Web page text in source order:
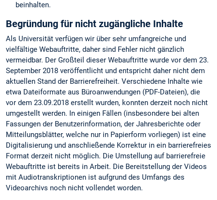
beinhalten.
Begründung für nicht zugängliche Inhalte
Als Universität verfügen wir über sehr umfangreiche und
vielfältige Webauftritte, daher sind Fehler nicht gänzlich
vermeidbar. Der Großteil dieser Webauftritte wurde vor dem 23.
September 2018 veröffentlicht und entspricht daher nicht dem
aktuellen Stand der Barrierefreiheit. Verschiedene Inhalte wie
etwa Dateiformate aus Büroanwendungen (PDF-Dateien), die
vor dem 23.09.2018 erstellt wurden, konnten derzeit noch nicht
umgestellt werden. In einigen Fällen (insbesondere bei alten
Fassungen der Benutzerinformation, der Jahresberichte oder
Mitteilungsblätter, welche nur in Papierform vorliegen) ist eine
Digitalisierung und anschließende Korrektur in ein barrierefreies
Format derzeit nicht möglich. Die Umstellung auf barrierefreie
Webauftritte ist bereits in Arbeit. Die Bereitstellung der Videos
mit Audiotranskriptionen ist aufgrund des Umfangs des
Videoarchivs noch nicht vollendet worden.